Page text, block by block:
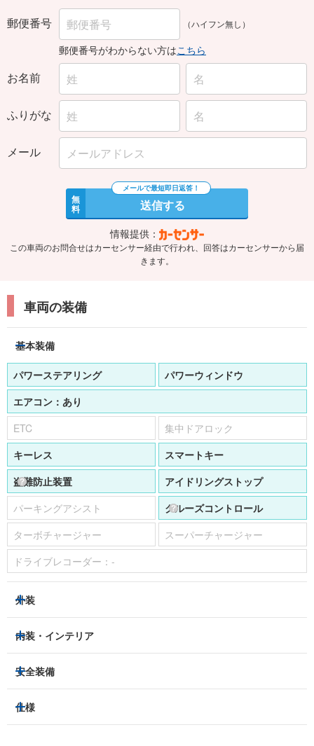
郵便番号 （ハイフン無し）
郵便番号がわからない方はこちら
お名前
ふりがな
メール
無
料 送信する
情報提供：
この車両のお問合せはカーセンサー経由で行われ、回答はカーセンサーから届
きます。
車両の装備
基本装備
パワーステアリング
パワーウィンドウ
エアコン： あり
ETC
集中ドアロック
キーレス
スマートキー
盗難防止装置
アイドリングストップ
パーキングアシスト
クルーズコントロール
ターボチャージャー
スーパーチャージャー
ドライブレコーダー： -
外装
ヘッドライト
アルミホイール：あり
サンルーフ/ガラスルーフ
内装・インテリア
3列シート
ベンチシート
パワーシート
安全装備
トラクションコントロール
レーンキープアシスト
横滑り防止装置
仕様